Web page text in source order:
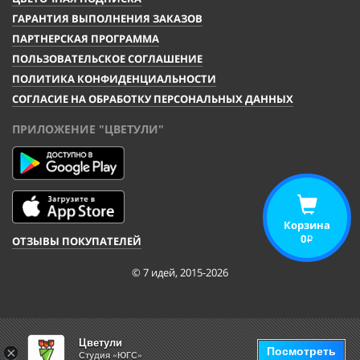
ГАРАНТИЯ ВЫПОЛНЕНИЯ ЗАКАЗОВ
ПАРТНЕРСКАЯ ПРОГРАММА
ПОЛЬЗОВАТЕЛЬСКОЕ СОГЛАШЕНИЕ
ПОЛИТИКА КОНФИДЕНЦИАЛЬНОСТИ
СОГЛАСИЕ НА ОБРАБОТКУ ПЕРСОНАЛЬНЫХ ДАННЫХ
ПРИЛОЖЕНИЕ "ЦВЕТУЛИ"
ОТЗЫВЫ ПОКУПАТЕЛЕЙ
© 7 идей, 2015-2026
Корзина
0i
×
Цветули
Студия «ЮГС»
Посмотреть